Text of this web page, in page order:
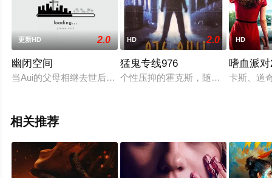
更新HD 2.0
幽闭空间
当Aui的父母相继去世后，她来到了曼谷，与她的亲戚Bua同住
HD 2.0
猛鬼专线976
个性压抑的霍克斯，随手打了一个电
HD
嗜血派对
卡斯、道
相关推荐